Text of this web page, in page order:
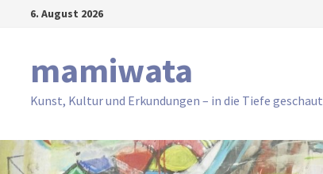
6. August 2026
mamiwata
Kunst, Kultur und Erkundungen – in die Tiefe geschaut